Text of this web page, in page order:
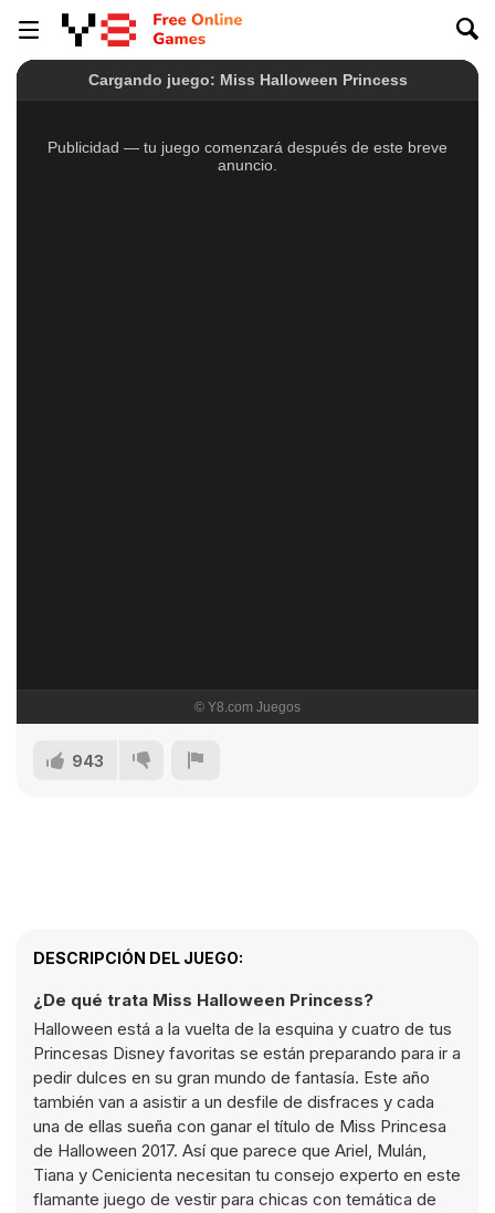
943
DESCRIPCIÓN DEL JUEGO:
¿De qué trata Miss Halloween Princess?
Halloween está a la vuelta de la esquina y cuatro de tus
Princesas Disney favoritas se están preparando para ir a
pedir dulces en su gran mundo de fantasía. Este año
también van a asistir a un desfile de disfraces y cada
una de ellas sueña con ganar el título de Miss Princesa
de Halloween 2017. Así que parece que Ariel, Mulán,
Tiana y Cenicienta necesitan tu consejo experto en este
flamante juego de vestir para chicas con temática de